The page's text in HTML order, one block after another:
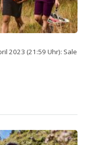
2023 (21:59 Uhr): Sale